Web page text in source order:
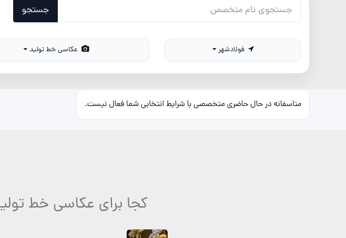
جستجو
فولادشهر عکاسی خط تولید
متاسفانه در حال حاضری متخصصی با شرایط انتخابی شما فعال نیست.
کجا برای عکاسی خط